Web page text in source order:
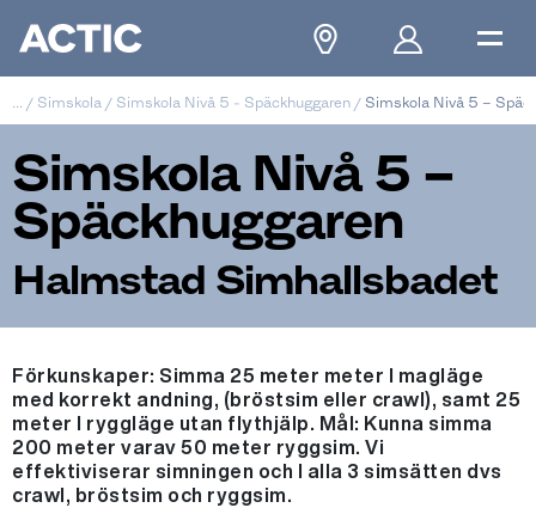
/ Simskola / Simskola Nivå 5 - Späckhuggaren / Simskola Nivå 5 –
Simskola Nivå 5 –
Späckhuggaren
Halmstad Simhallsbadet
Förkunskaper: Simma 25 meter meter I magläge
med korrekt andning, (bröstsim eller crawl), samt 25
meter I ryggläge utan flythjälp. Mål: Kunna simma
200 meter varav 50 meter ryggsim. Vi
effektiviserar simningen och I alla 3 simsätten dvs
crawl, bröstsim och ryggsim.